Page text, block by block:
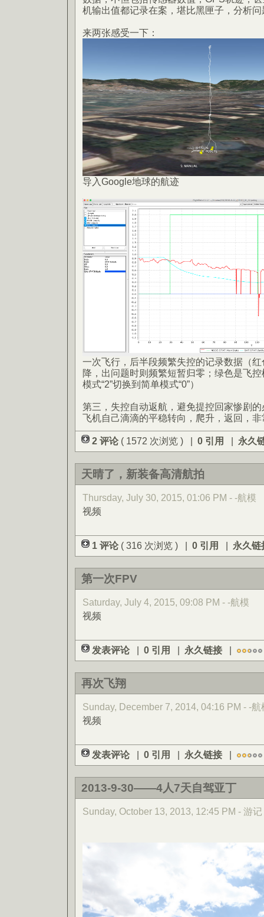
机输出值都记录在案，堪比黑匣子，分析
来两张感受一下：
导入Google地球的航迹
一次飞行，后半段频繁失控的记录数据（
降，出问题时则频繁短暂归零；绿色是飞
模式“2”切换到简单模式“0”）
第三，失控自动返航，避免提控回家惨剧
飞机自己滴滴的平稳转向，爬升，返回，
2 评论 ( 1572 次浏览 ) | 0 引用 | 永久
天晴了，新装备高清航拍
Thursday, July 30, 2015, 01:06 PM - -航模
视频
1 评论 ( 316 次浏览 ) | 0 引用 | 永久链
第一次FPV
Saturday, July 4, 2015, 09:08 PM - -航模
视频
发表评论 | 0 引用 | 永久链接 |
再次飞翔
Sunday, December 7, 2014, 04:16 PM - -航
视频
发表评论 | 0 引用 | 永久链接 |
2013-9-30——4人7天自驾亚丁
Sunday, October 13, 2013, 12:45 PM - 游记